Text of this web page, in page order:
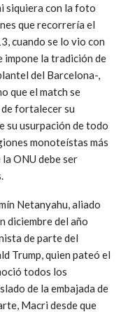
siquiera con la foto
que recorrería el
cuando se lo vio con
impone la tradición de
del Barcelona-,
que el match se
fortalecer su
su usurpación de todo
monoteístas más
ONU debe ser
Netanyahu, aliado
diciembre del año
de parte del
Trump, quien pateó el
todos los
de la embajada de
Macri desde que